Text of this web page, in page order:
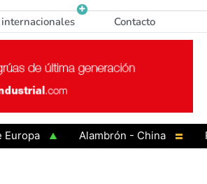
Contacto
Alambrón - China